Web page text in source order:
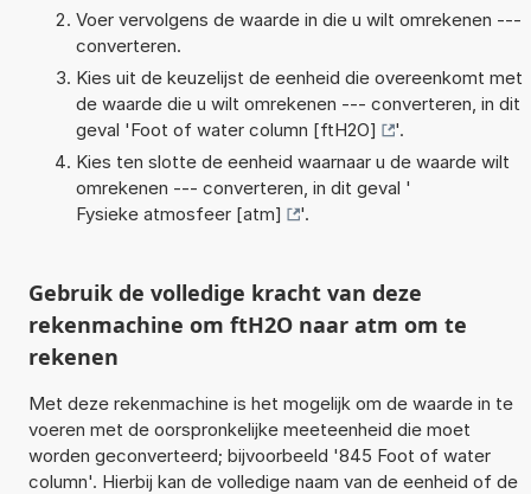
Voer vervolgens de waarde in die u wilt omrekenen ---
converteren.
Kies uit de keuzelijst de eenheid die overeenkomt met
de waarde die u wilt omrekenen --- converteren, in dit
geval 'Foot of water column [ftH2O]
'.
Kies ten slotte de eenheid waarnaar u de waarde wilt
omrekenen --- converteren, in dit geval '
Fysieke atmosfeer [atm]
'.
Gebruik de volledige kracht van deze
rekenmachine om ftH2O naar atm om te
rekenen
Met deze rekenmachine is het mogelijk om de waarde in te
voeren met de oorspronkelijke meeteenheid die moet
worden geconverteerd; bijvoorbeeld '845 Foot of water
column'. Hierbij kan de volledige naam van de eenheid of de